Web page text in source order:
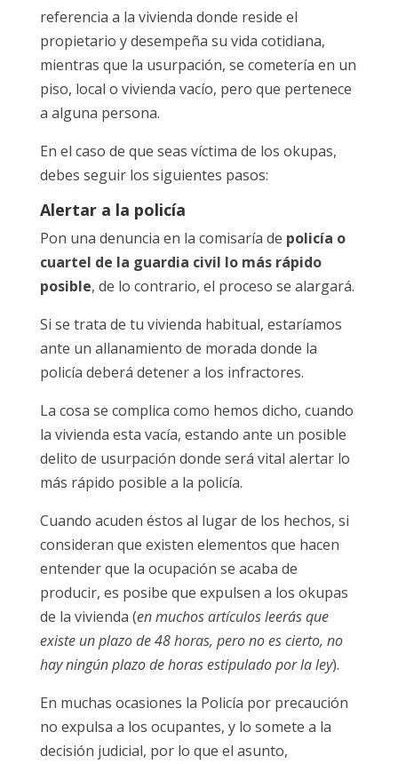
referencia a la vivienda donde reside el
propietario y desempeña su vida cotidiana,
mientras que la usurpación, se cometería en un
piso, local o vivienda vacío, pero que pertenece
a alguna persona.
En el caso de que seas víctima de los okupas,
debes seguir los siguientes pasos:
Alertar a la policía
Pon una denuncia en la comisaría de policía o
cuartel de la guardia civil lo más rápido
posible, de lo contrario, el proceso se alargará.
Si se trata de tu vivienda habitual, estaríamos
ante un allanamiento de morada donde la
policía deberá detener a los infractores.
La cosa se complica como hemos dicho, cuando
la vivienda esta vacía, estando ante un posible
delito de usurpación donde será vital alertar lo
más rápido posible a la policía.
Cuando acuden éstos al lugar de los hechos, si
consideran que existen elementos que hacen
entender que la ocupación se acaba de
producir, es posibe que expulsen a los okupas
de la vivienda (en muchos artículos leerás que
existe un plazo de 48 horas, pero no es cierto, no
hay ningún plazo de horas estipulado por la ley).
En muchas ocasiones la Policía por precaución
no expulsa a los ocupantes, y lo somete a la
decisión judicial, por lo que el asunto,